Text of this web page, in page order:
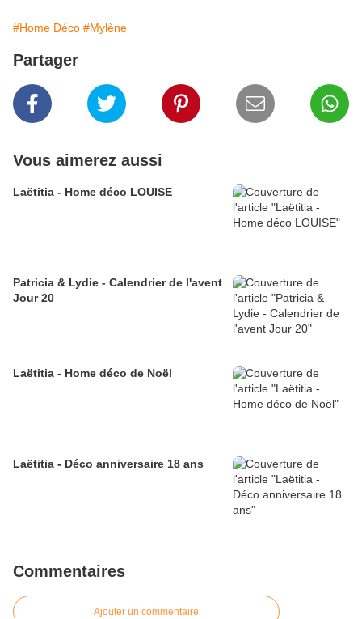
#Home Déco #Mylène
Partager
Vous aimerez aussi
Laëtitia - Home déco LOUISE
Patricia & Lydie - Calendrier de l'avent
Jour 20
Laëtitia - Home déco de Noël
Laëtitia - Déco anniversaire 18 ans
Commentaires
Ajouter un commentaire